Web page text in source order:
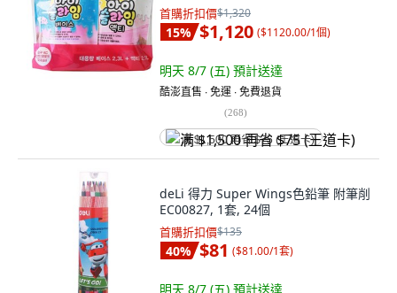
首購折扣價$1,320
15% $1,120 ($1120.00/1個)
明天 8/7 (五) 預計送達
酷澎直售 ∙ 免運 ∙ 免費退貨
(268)
满 $1,500 再省 $75 (王道卡)
deLi 得力 Super Wings色鉛筆 附筆削
EC00827, 1套, 24個
首購折扣價$135
40% $81 ($81.00/1套)
明天 8/7 (五) 預計送達